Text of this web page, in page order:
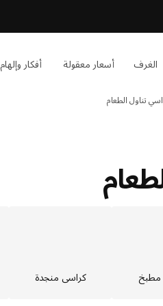
الغرف أسعار معقولة أفكار وإلهام
تناول الطعام
مطبخ
كراسي منجدة